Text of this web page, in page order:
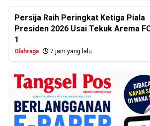
Persija Raih Peringkat Ketiga Piala
Presiden 2026 Usai Tekuk Arema
1
Olahraga 7 jam yang lalu